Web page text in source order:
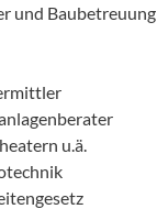
und Baubetreuung
u.ä.